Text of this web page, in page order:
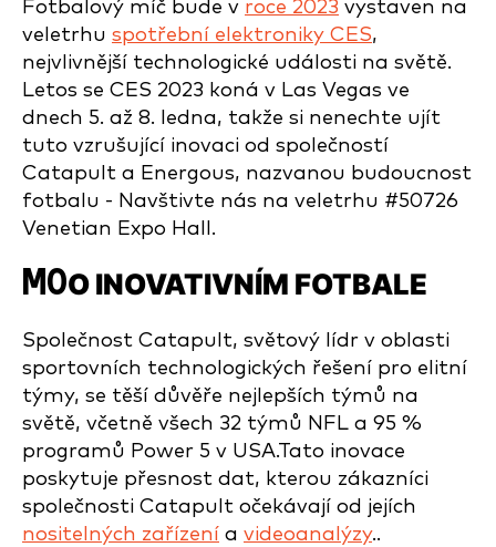
Fotbalový míč bude v roce 2023 vystaven na
veletrhu spotřební elektroniky CES,
nejvlivnější technologické události na světě.
Letos se CES 2023 koná v Las Vegas ve
dnech 5. až 8. ledna, takže si nenechte ujít
tuto vzrušující inovaci od společností
Catapult a Energous, nazvanou budoucnost
fotbalu - Navštivte nás na veletrhu #50726
Venetian Expo Hall.
MOO INOVATIVNÍM FOTBALE
Společnost Catapult, světový lídr v oblasti
sportovních technologických řešení pro elitní
týmy, se těší důvěře nejlepších týmů na
světě, včetně všech 32 týmů NFL a 95 %
programů Power 5 v USA.Tato inovace
poskytuje přesnost dat, kterou zákazníci
společnosti Catapult očekávají od jejích
nositelných zařízení a videoanalýzy..